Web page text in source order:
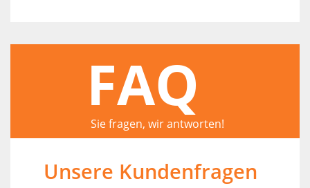
FAQ
Sie fragen, wir antworten!
Unsere Kundenfragen